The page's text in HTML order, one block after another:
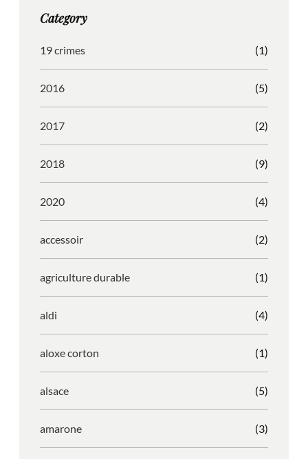
r
m
o
Category
19 crimes (1)
2016 (5)
2017 (2)
2018 (9)
2020 (4)
accessoir (2)
agriculture durable (1)
aldi (4)
aloxe corton (1)
alsace (5)
amarone (3)